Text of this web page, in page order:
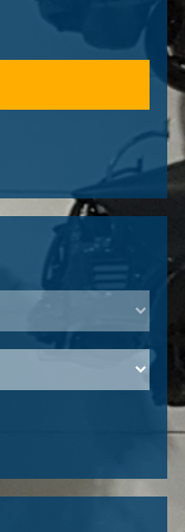
Über uns
Volvo Verkaufen?
Nicht gefunden?